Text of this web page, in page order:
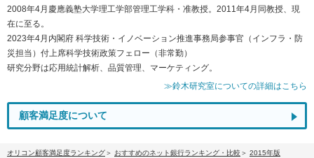
2008年4月慶應義塾大学理工学部管理工学科・准教授。2011年4月同教授、現
在に至る。
2023年4月内閣府 科学技術・イノベーション推進事務局参事官（インフラ・防
災担当）付上席科学技術政策フェロー（非常勤）
研究分野は応用統計解析、品質管理、マーケティング。
≫鈴木研究室についての詳細はこちら
顧客満足度について
オリコン顧客満足度ランキング おすすめのネット銀行ランキング・比較
2015年版